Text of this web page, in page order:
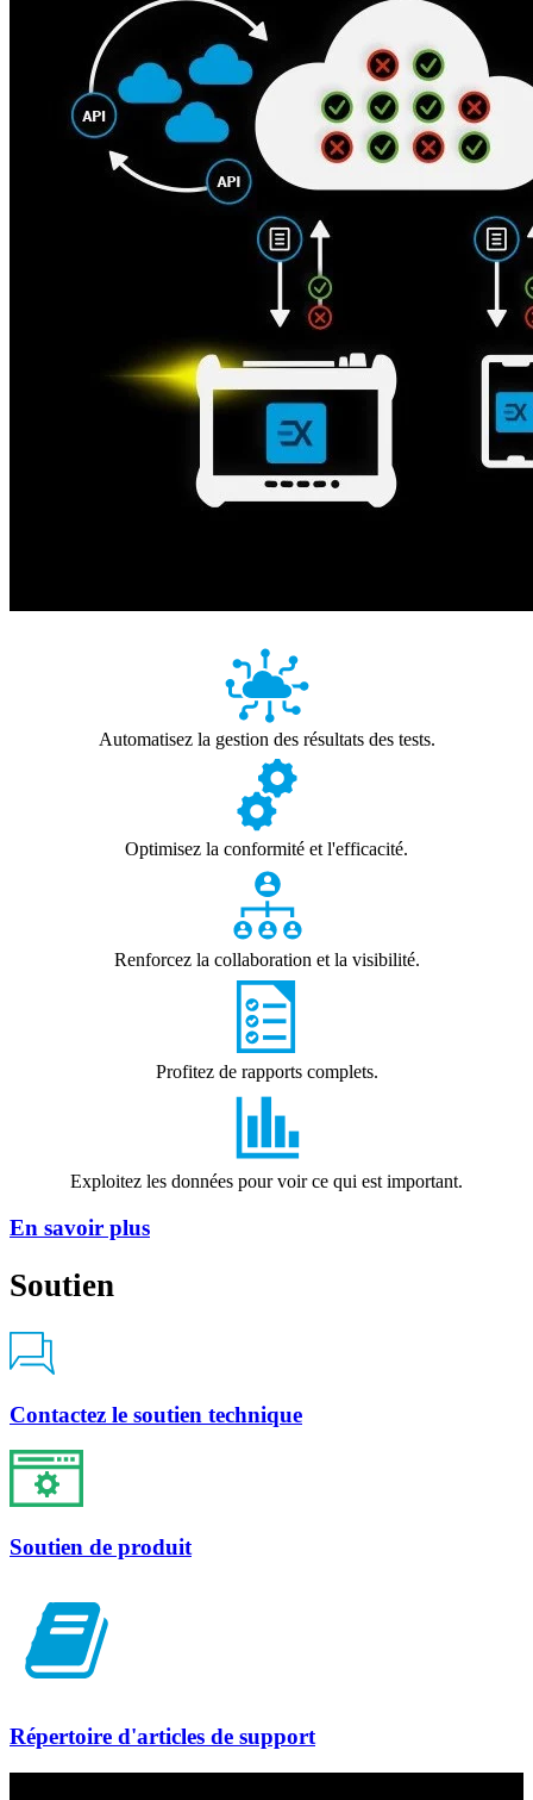
Automatisez la gestion des résultats des tests.
Optimisez la conformité et l'efficacité.
Renforcez la collaboration et la visibilité.
Profitez de rapports complets.
Exploitez les données pour voir ce qui est important.
En savoir plus
Soutien
Contactez le soutien technique
Soutien de produit
Répertoire d'articles de support